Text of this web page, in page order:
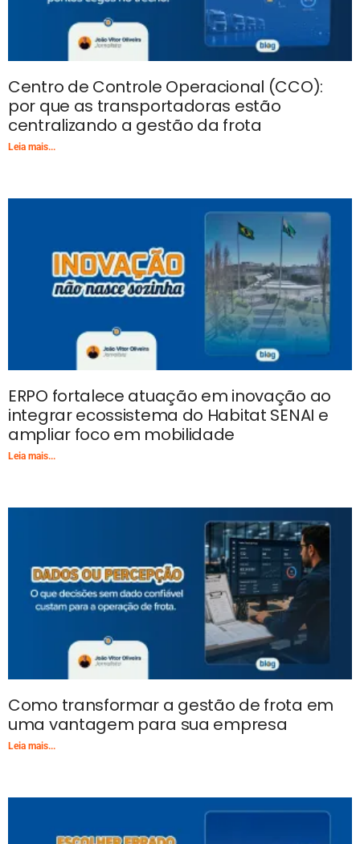
Centro de Controle Operacional (CCO):
por que as transportadoras estão
centralizando a gestão da frota
Leia mais...
ERPO fortalece atuação em inovação ao
integrar ecossistema do Habitat SENAI e
ampliar foco em mobilidade
Leia mais...
Como transformar a gestão de frota em
uma vantagem para sua empresa
Leia mais...